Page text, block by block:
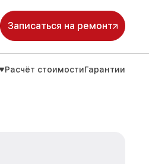
Записаться на ремонт
Расчёт стоимостиГарантии